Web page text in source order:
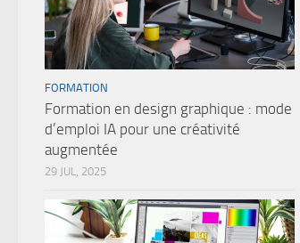
FORMATION
Formation en design graphique : mode
d’emploi IA pour une créativité
augmentée
29 JUL, 2025